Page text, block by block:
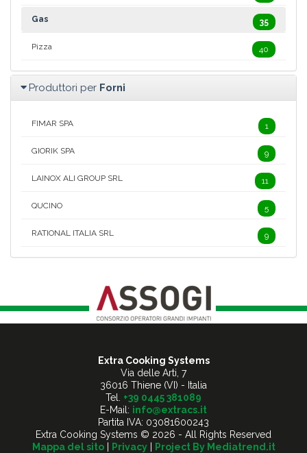
Gas 35
Pizza 40
Produttori per Forni
FIMAR SPA 1
GIORIK SPA 9
LAINOX ALI GROUP SRL 11
QUCINO 5
RATIONAL ITALIA SRL 9
Extra Cooking Systems
Via delle Arti, 7
36016 Thiene (VI) - Italia
Tel. +39 0445 381089
E-Mail: info@extracs.it
Partita IVA: 03081600243
Extra Cooking Systems © 2026 - All Rights Reserved
Mappa del sito| Privacy| Project By Mediatrend.it